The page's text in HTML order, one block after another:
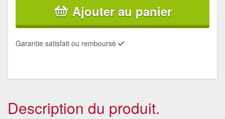
Ajouter au panier
Garantie satisfait ou remboursé
Description du produit.